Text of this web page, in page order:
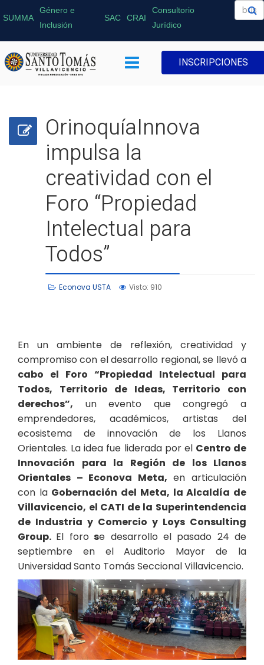
SUMMA
Género e
Inclusión
SAC CRAI
Consultorio
Jurídico
INSCRIPCIONES
OrinoquíaInnova
impulsa la
creatividad con el
Foro “Propiedad
Intelectual para
Todos”
Econova USTA Visto: 910
En un ambiente de reflexión, creatividad y
compromiso con el desarrollo regional, se llevó a
cabo el Foro “Propiedad Intelectual para
Todos, Territorio de Ideas, Territorio con
derechos”, un evento que congregó a
emprendedores, académicos, artistas del
ecosistema de innovación de los Llanos
Orientales. La idea fue liderada por el Centro de
Innovación para la Región de los Llanos
Orientales – Econova Meta, en articulación
con la Gobernación del Meta, la Alcaldía de
Villavicencio, el CATI de la Superintendencia
de Industria y Comercio y Loys Consulting
Group. El foro se desarrollo el pasado 24 de
septiembre en el Auditorio Mayor de la
Universidad Santo Tomás Seccional Villavicencio.